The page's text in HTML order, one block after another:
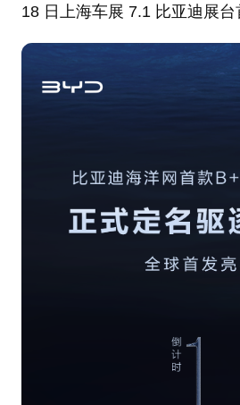
18 日上海车展 7.1 比亚迪展台